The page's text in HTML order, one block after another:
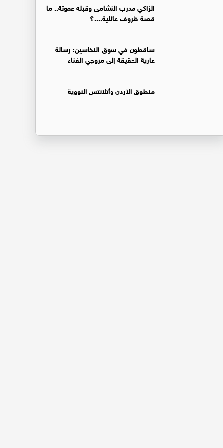
الزاكي مدرب النشامى وقبله عموتة.. ما
قصة ظروف عائلية....؟
ساقطون في سوق النخاسين: رسالة
عارية الحقيقة إلى مروجي الفناء
منطوق الأردن وأتلانتس النووية